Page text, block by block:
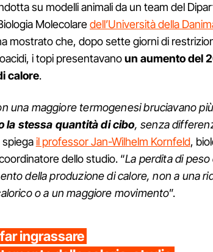
su modelli animali da un team del
Molecolaredell’Università della
mostrato che, dopo sette giorni di
i topi presentavanoun aumento del
calore.
una maggiore termogenesi bruciavano
la stessa quantità di cibo, senza
spiegail professor Jan-Wilhelm Kornfeld,
dello studio. “La perdita di
della produzione di calore, non a una
o a un maggiore movimento”.
ingrassare